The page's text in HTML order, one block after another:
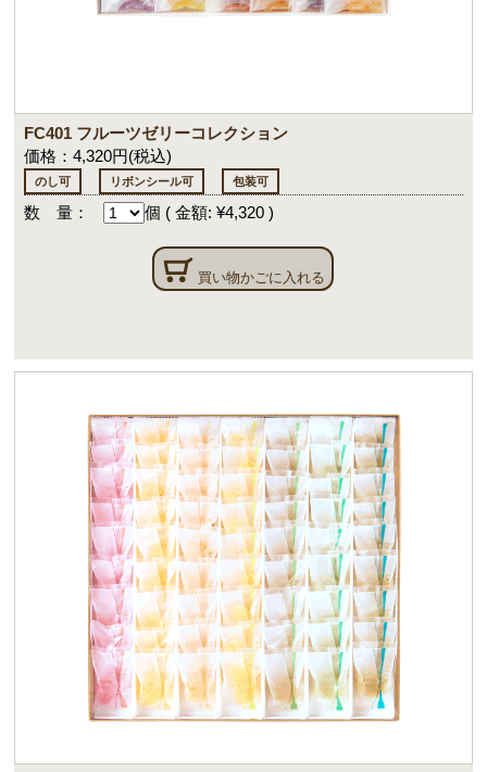
FC401 フルーツゼリーコレクション
価格：4,320円(税込)
のし可 リボンシール可 包装可
数 量： 個 ( 金額: ¥4,320 )
買い物かごに入れる